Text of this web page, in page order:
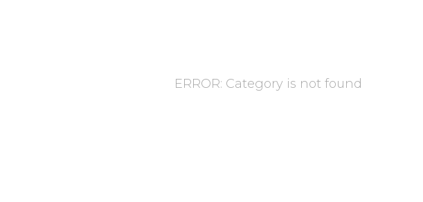
ERROR: Category is not found